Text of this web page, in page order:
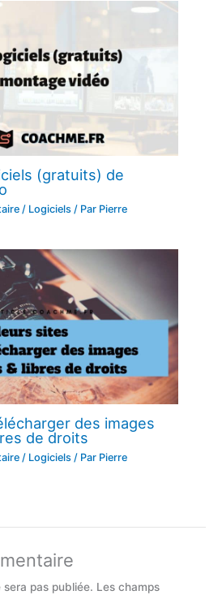
(gratuits) de
/ Logiciels / Par Pierre
des images
de droits
/ Logiciels / Par Pierre
pas publiée. Les champs